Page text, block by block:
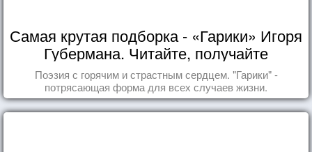
Самая крутая подборка - «Гарики» Игоря
Губермана. Читайте, получайте
удовольствие!
Поэзия с горячим и страстным сердцем. "Гарики" -
потрясающая форма для всех случаев жизни.